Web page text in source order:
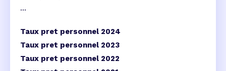
...
Taux pret personnel 2024
Taux pret personnel 2023
Taux pret personnel 2022